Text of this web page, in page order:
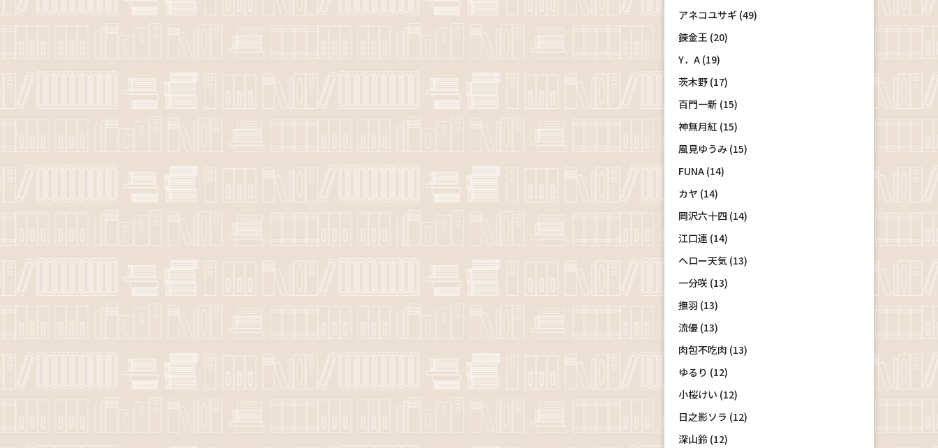
アネコユサギ (49)
錬金王 (20)
Y．A (19)
茨木野 (17)
百門一新 (15)
神無月紅 (15)
風見ゆうみ (15)
FUNA (14)
カヤ (14)
岡沢六十四 (14)
江口連 (14)
ヘロー天気 (13)
一分咲 (13)
撫羽 (13)
流優 (13)
肉包不吃肉 (13)
ゆるり (12)
小桜けい (12)
日之影ソラ (12)
深山鈴 (12)